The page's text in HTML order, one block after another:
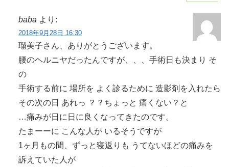
baba より:
2018年9月28日 16:30
瑠美子さん、ありがとうございます。
腰のヘルニヤだったんですが、、、手術日も決まり そ
の
手術する前に 場所を よく診るために 造影剤を入れたら
その次の日 あれっ ？？ちょっと 痛くない？と
…痛みが日に日に良くなってきたのです。
たまーーに こんな人が いるそうですが
1ヶ月もの間、ずっと寝返りも うてないほどの痛みを
訴えていた人が